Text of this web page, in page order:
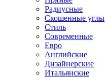
Радиусные
Скошенные углы
Стиль
Современные
Евро
Английские
Дизайнерские
Итальянские